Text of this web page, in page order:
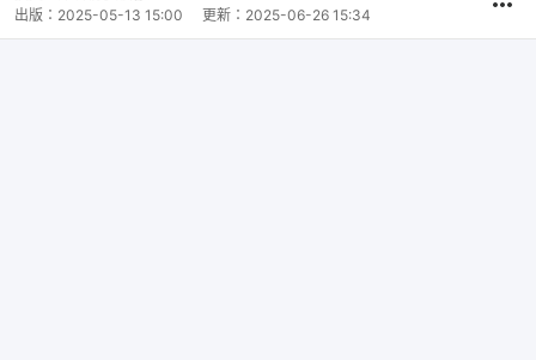
出版： 2025-05-13 15:00 更新： 2025-06-26 15:34